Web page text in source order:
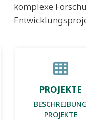
komplexe
PROJEKTE
PROJEKTE